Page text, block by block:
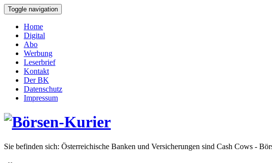
Toggle navigation
Home
Digital
Abo
Werbung
Leserbrief
Kontakt
Der BK
Datenschutz
Impressum
Sie befinden sich: Österreichische Banken und Versicherungen sind Cash Cows -